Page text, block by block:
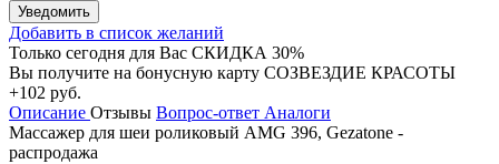
Уведомить
Добавить в список желаний
Только сегодня для Вас СКИДКА 30%
Вы получите на бонусную карту СОЗВЕЗДИЕ КРАСОТЫ
+102 руб.
Описание Отзывы Вопрос-ответ Аналоги
Массажер для шеи роликовый AMG 396, Gezatone -
распродажа